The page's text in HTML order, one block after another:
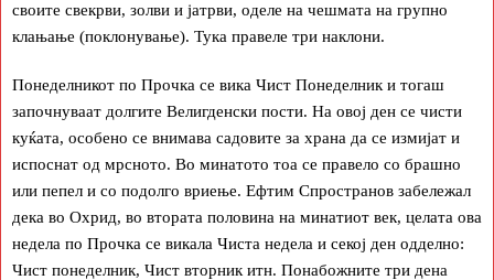
своите свекрви, золви и јатрви, оделе на чешмата на групно
клањање (поклонување). Тука правеле три наклони.
Понеделникот по Прочка се вика Чист Понеделник и тогаш
започнуваат долгите Велигденски пости. На овој ден се чисти
куќата, особено се внимава садовите за храна да се измијат и
испоснат од мрсното. Во минатото тоа се правело со брашно
или пепел и со подолго вриење. Ефтим Спространов забележал
дека во Охрид, во втората половина на минатиот век, целата ова
недела по Прочка се викала Чиста недела и секој ден одделно:
Чист понеделник, Чист вторник итн. Понабожните три дена